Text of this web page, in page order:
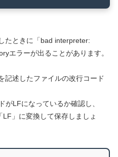
たときに「bad interpreter:
エラーが出ることがあります。
記述したファイルの改行コード
がLFになっているか確認し、
LF」に変換して保存しましょ